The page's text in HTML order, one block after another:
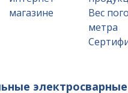
магазине
Вес
метра